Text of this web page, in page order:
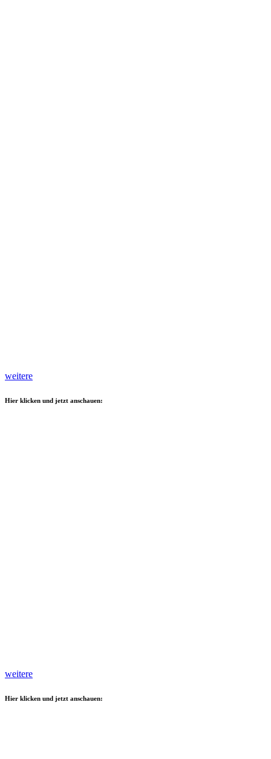
weitere
Hier klicken und jetzt anschauen:
weitere
Hier klicken und jetzt anschauen: